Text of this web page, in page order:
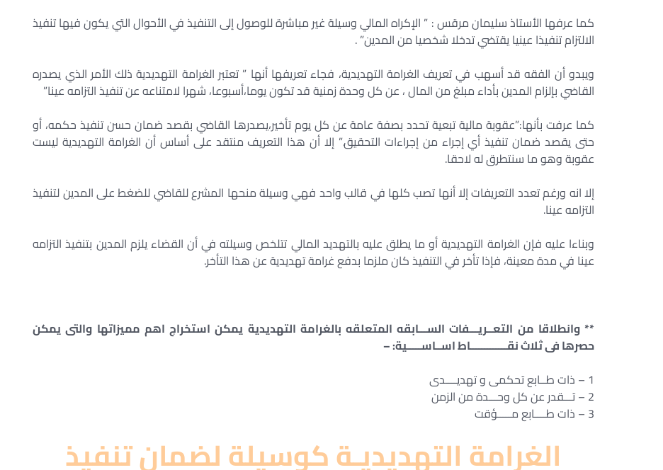
كما عرفها الأستاذ سليمان مرقس : ” الإكراه المالي وسيلة غير مباشرة للوصول إلى التنفيذ في الأحوال التي يكون فيها تنفيذ
الالتزام تنفيذا عينيا يقتضي تدخلا شخصيا من المدين” .
ويبدو أن الفقه قد أسهب في تعريف الغرامة التهديدية، فجاء تعريفها أنها ” تعتبر الغرامة التهديدية ذلك الأمر الذي يصدره
القاضي بإلزام المدين بأداء مبلغ من المال ، عن كل وحدة زمنية قد تكون يوما،أسبوعا، شهرا لامتناعه عن تنفيذ التزامه عينا”
كما عرفت بأنها:”عقوبة مالية تبعية تحدد بصفة عامة عن كل يوم تأخير،يصدرها القاضي بقصد ضمان حسن تنفيذ حكمه، أو
حتى يقصد ضمان تنفيذ أي إجراء من إجراءات التحقيق.” إلا أن هذا التعريف منتقد على أساس أن الغرامة التهديدية ليست
عقوبة وهو ما سنتطرق له لاحقا.
إلا انه ورغم تعدد التعريفات إلا أنها تصب كلها في قالب واحد فهي وسيلة منحها المشرع للقاضي للضغط على المدين لتنفيذ
التزامه عينا.
وبناءا عليه فإن الغرامة التهديدية أو ما يطلق عليه بالتهديد المالي تتلخص وسيلته في أن القضاء يلزم المدين بتنفيذ التزامه
عينا في مدة معينة، فإذا تأخر في التنفيذ كان ملزما بدفع غرامة تهديدية عن هذا التأخر.
** وانطلاقا من التعــريـــفات الســـابقه المتعلقه بالغرامة التهديدية يمكن استخراج اهم مميزاتها والتى يمكن
حصرها فى ثلاث نقـــــــــــــاط اســاســـــية: –
1 – ذات طــابع تحكمى و تهديــــدى
2 – تـــقدر عن كل وحـــدة من الزمن
3 – ذات طــــابع مـــــؤقت
الغرامة التهديديـة كوسيلة لضمان تنفيذ